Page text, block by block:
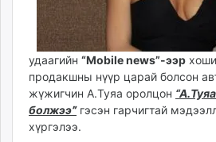
zarig.mn
today.mn
zuv.mn
mminfo.mn
ugluu.mn
urlag.mn
удаагийн “Mobile news”-ээр
продакшны нүүр царай болсон
жүжигчин А.Туяа оролцон
болжээ”гэсэн гарчигтай
хүргэлээ.